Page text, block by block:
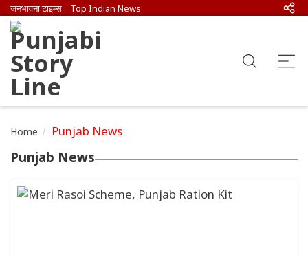
जनभावना टाइम्स Top Indian News
Home Punjab News
Punjab News